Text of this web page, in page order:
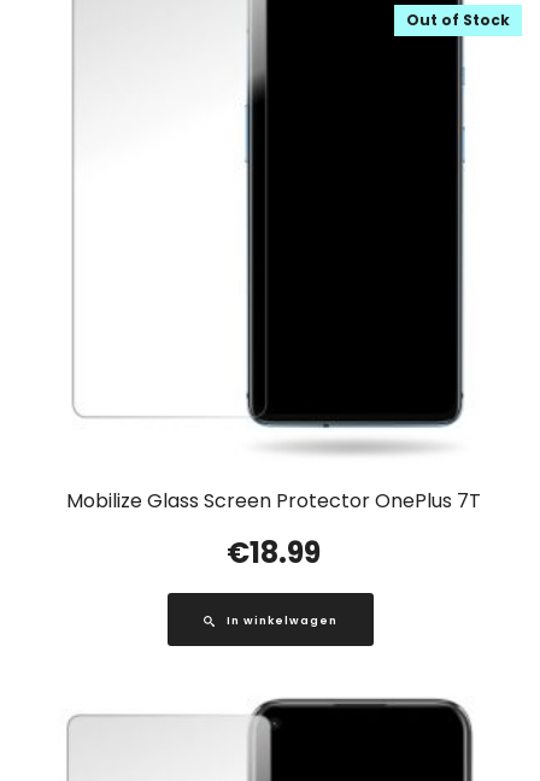
Mobilize Glass Screen Protector OnePlus 7T
Out of Stock
€18.99
In winkelwagen